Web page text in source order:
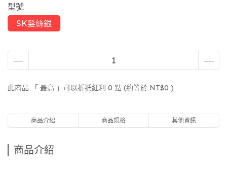
型號
SK髮絲銀
此商品 「 最高 」可以折抵紅利 0 點 (約等於 NT$0 )
商品介紹 商品規格 其他資訊
商品介紹